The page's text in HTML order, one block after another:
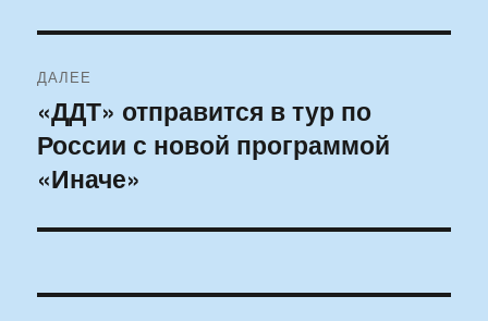
ДАЛЕЕ
Следующая
запись:
«ДДТ» отправится в тур по
России с новой программой
«Иначе»